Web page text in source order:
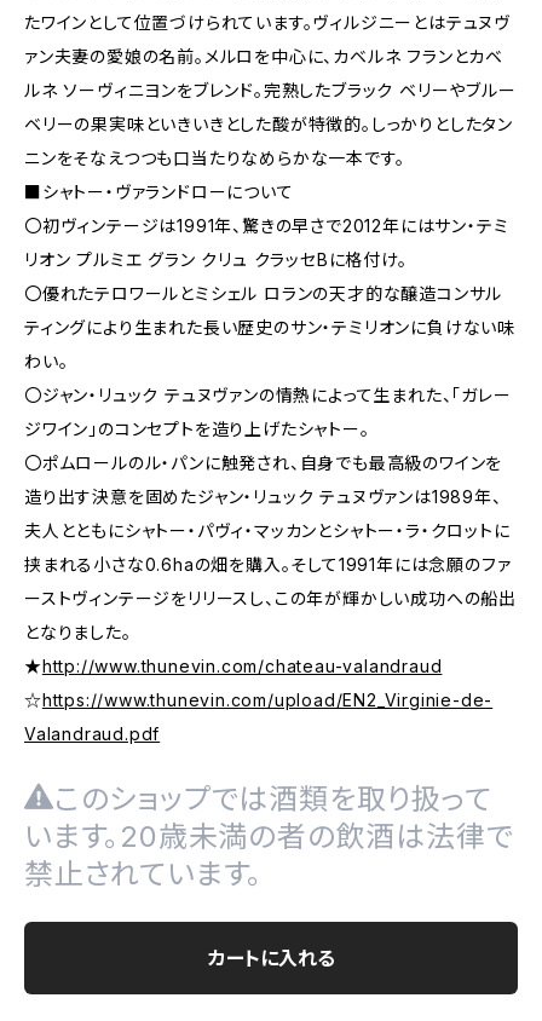
たワインとして位置づけられています。ヴィルジニーとはテュヌヴ
ァン夫妻の愛娘の名前。メルロを中心に、カベルネ フランとカベ
ルネ ソーヴィニヨンをブレンド。完熟したブラック ベリーやブルー
ベリーの果実味といきいきとした酸が特徴的。しっかりとしたタン
ニンをそなえつつも口当たりなめらかな一本です。
■シャトー・ヴァランドローについて
〇初ヴィンテージは1991年、驚きの早さで2012年にはサン・テミ
リオン プルミエ グラン クリュ クラッセBに格付け。
〇優れたテロワールとミシェル ロランの天才的な醸造コンサル
ティングにより生まれた長い歴史のサン・テミリオンに負けない味
わい。
〇ジャン・リュック テュヌヴァンの情熱によって生まれた、「ガレー
ジワイン」のコンセプトを造り上げたシャトー。
〇ポムロールのル・パンに触発され、自身でも最高級のワインを
造り出す決意を固めたジャン・リュック テュヌヴァンは1989年、
夫人とともにシャトー・パヴィ・マッカンとシャトー・ラ・クロットに
挟まれる小さな0.6haの畑を購入。そして1991年には念願のファ
ーストヴィンテージをリリースし、この年が輝かしい成功への船出
となりました。
★http://www.thunevin.com/chateau-valandraud
☆https://www.thunevin.com/upload/EN2_Virginie-de-
Valandraud.pdf
このショップでは酒類を取り扱って
います。20歳未満の者の飲酒は法律で
禁止されています。
カートに入れる